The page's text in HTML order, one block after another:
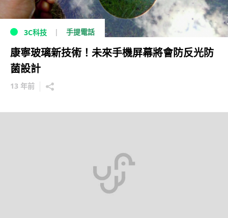
3C科技 手提電話
康寧玻璃新技術！未來手機屏幕將會防反光防
菌設計
13 年前